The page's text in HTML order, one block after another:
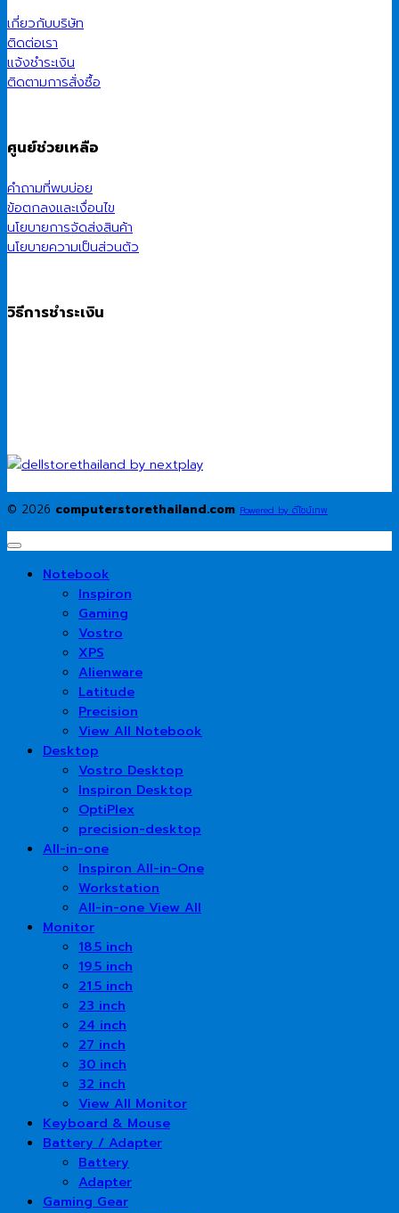
เกี่ยวกับบริษัท
ติดต่อเรา
แจ้งชำระเงิน
ติดตามการสั่งซื้อ
ศูนย์ช่วยเหลือ
คำถามที่พบบ่อย
ข้อตกลงและเงื่อนไข
นโยบายการจัดส่งสินค้า
นโยบายความเป็นส่วนตัว
วิธีการชำระเงิน
© 2026 computerstorethailand.com Powered by ดีไซน์เทพ
Notebook
Inspiron
Gaming
Vostro
XPS
Alienware
Latitude
Precision
View All Notebook
Desktop
Vostro Desktop
Inspiron Desktop
OptiPlex
precision-desktop
All-in-one
Inspiron All-in-One
Workstation
All-in-one View All
Monitor
18.5 inch
19.5 inch
21.5 inch
23 inch
24 inch
27 inch
30 inch
32 inch
View All Monitor
Keyboard & Mouse
Battery / Adapter
Battery
Adapter
Gaming Gear